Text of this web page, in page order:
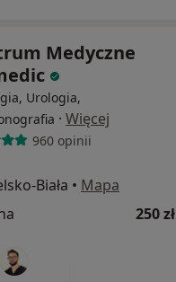
Medyczne
Urologia,
· Więcej
960 opinii
Biała • Mapa
250 zł